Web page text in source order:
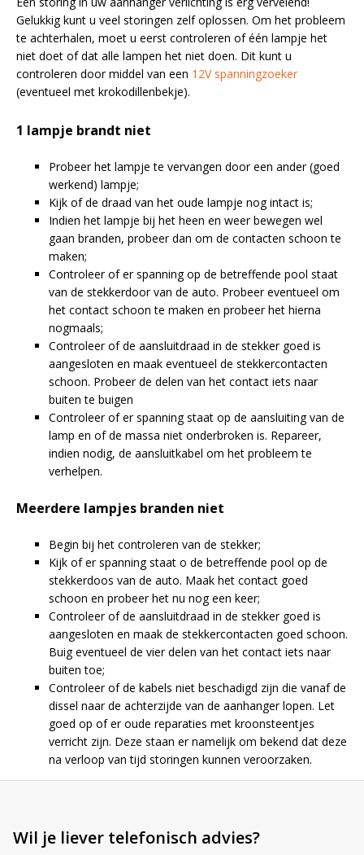
Gelukkig kunt u veel storingen zelf oplossen. Om het probleem
te achterhalen, moet u eerst controleren of één lampje het
niet doet of dat alle lampen het niet doen. Dit kunt u
controleren door middel van een 12V spanningzoeker
(eventueel met krokodillenbekje).
1 lampje brandt niet
Probeer het lampje te vervangen door een ander (goed
werkend) lampje;
Kijk of de draad van het oude lampje nog intact is;
Indien het lampje bij het heen en weer bewegen wel
gaan branden, probeer dan om de contacten schoon te
maken;
Controleer of er spanning op de betreffende pool staat
van de stekkerdoor van de auto. Probeer eventueel om
het contact schoon te maken en probeer het hierna
nogmaals;
Controleer of de aansluitdraad in de stekker goed is
aangesloten en maak eventueel de stekkercontacten
schoon. Probeer de delen van het contact iets naar
buiten te buigen
Controleer of er spanning staat op de aansluiting van de
lamp en of de massa niet onderbroken is. Repareer,
indien nodig, de aansluitkabel om het probleem te
verhelpen.
Meerdere lampjes branden niet
Begin bij het controleren van de stekker;
Kijk of er spanning staat o de betreffende pool op de
stekkerdoos van de auto. Maak het contact goed
schoon en probeer het nu nog een keer;
Controleer of de aansluitdraad in de stekker goed is
aangesloten en maak de stekkercontacten goed schoon.
Buig eventueel de vier delen van het contact iets naar
buiten toe;
Controleer of de kabels niet beschadigd zijn die vanaf de
dissel naar de achterzijde van de aanhanger lopen. Let
goed op of er oude reparaties met kroonsteentjes
verricht zijn. Deze staan er namelijk om bekend dat deze
na verloop van tijd storingen kunnen veroorzaken.
Wil je liever telefonisch advies?